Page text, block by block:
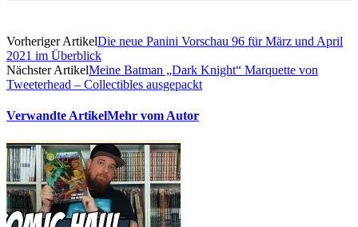
Vorheriger ArtikelDie neue Panini Vorschau 96 für März und April
2021 im Überblick
Nächster ArtikelMeine Batman „Dark Knight“ Marquette von
Tweeterhead – Collectibles ausgepackt
Verwandte ArtikelMehr vom Autor